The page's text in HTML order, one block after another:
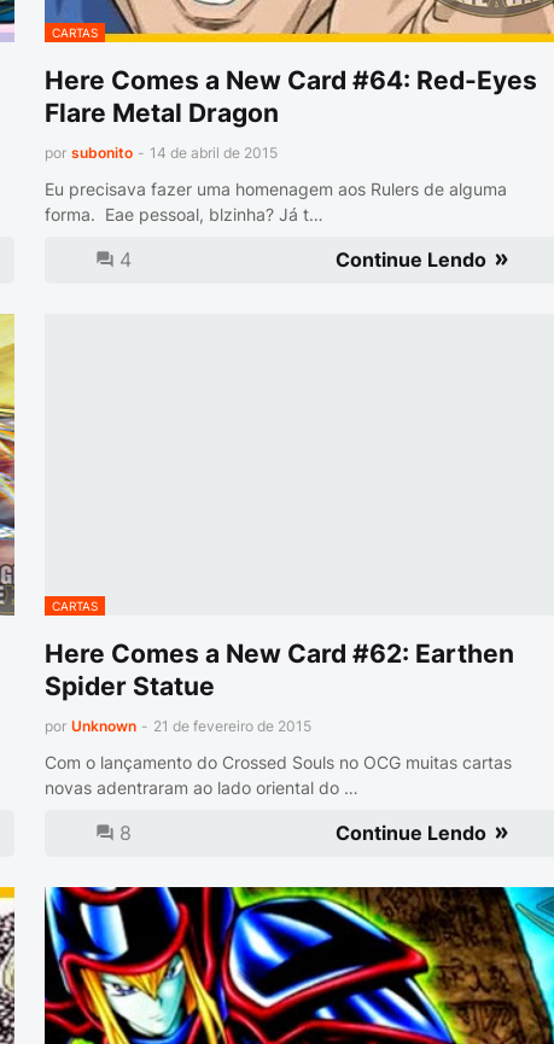
CARTAS
Here Comes a New Card #64: Red-Eyes
Flare Metal Dragon
por subonito - 14 de abril de 2015
Eu precisava fazer uma homenagem aos Rulers de alguma
forma. Eae pessoal, blzinha? Já t…
4 Continue Lendo
CARTAS
Here Comes a New Card #62: Earthen
Spider Statue
por Unknown - 21 de fevereiro de 2015
Com o lançamento do Crossed Souls no OCG muitas cartas
novas adentraram ao lado oriental do …
8 Continue Lendo